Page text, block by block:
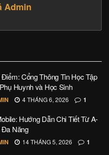
Admin
Cổng Thông Tin Học Tập
Huynh và Học Sinh
4 THÁNG 6, 2026 1
Hướng Dẫn Chi Tiết Từ A-
Năng
14 THÁNG 5, 2026 1